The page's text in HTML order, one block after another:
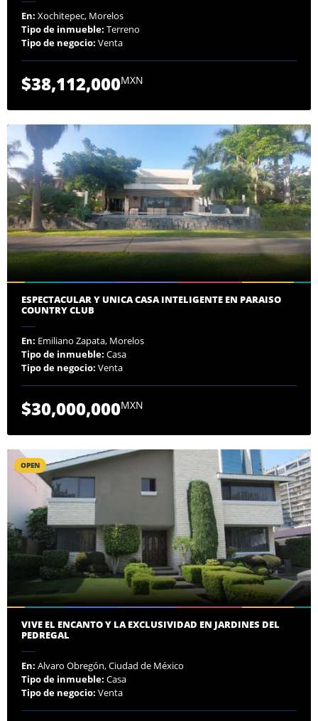
En: Xochitepec, Morelos
Tipo de inmueble: Terreno
Tipo de negocio: Venta
$38,112,000MXN
ESPECTACULAR Y UNICA CASA INTELIGENTE EN PARAISO
COUNTRY CLUB
En: Emiliano Zapata, Morelos
Tipo de inmueble: Casa
Tipo de negocio: Venta
$30,000,000MXN
OPEN
VIVE EL ENCANTO Y LA EXCLUSIVIDAD EN JARDINES DEL
PEDREGAL
En: Alvaro Obregón, Ciudad de México
Tipo de inmueble: Casa
Tipo de negocio: Venta